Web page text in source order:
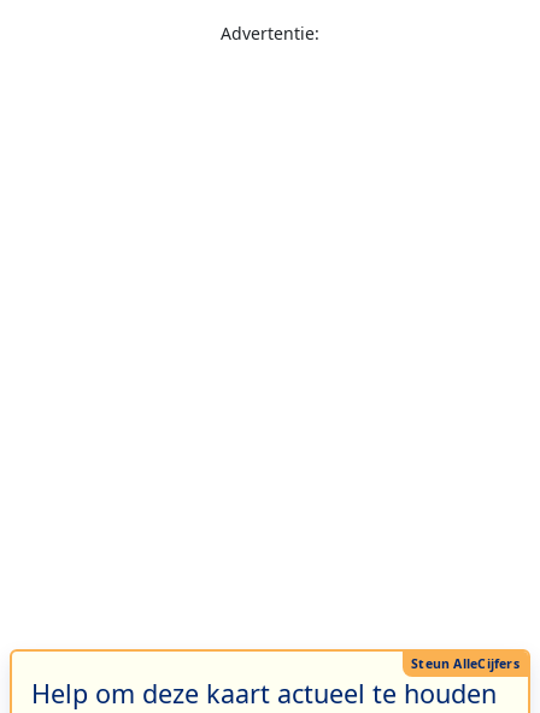
Advertentie:
Help om deze kaart actueel te houden